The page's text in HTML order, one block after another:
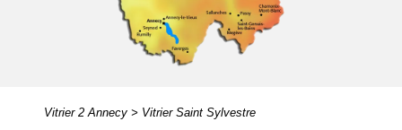
Vitrier 2 Annecy> Vitrier Saint Sylvestre